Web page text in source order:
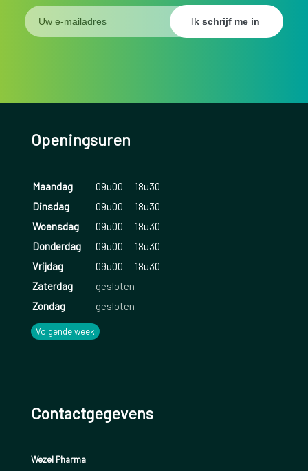
Openingsuren
Maandag 09u00
18u30
Dinsdag
09u00
18u30
Woensdag
09u00
18u30
Donderdag
09u00
18u30
Vrijdag
09u00
18u30
Zaterdag
gesloten
Zondag
gesloten
Volgende week
Contactgegevens
Wezel Pharma